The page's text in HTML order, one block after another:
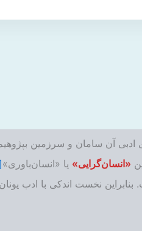
ادبی آن سامان و سرزمین
«انسان‌گرایی» یا «انسان‌باوری»
نخست اندکی با ادب